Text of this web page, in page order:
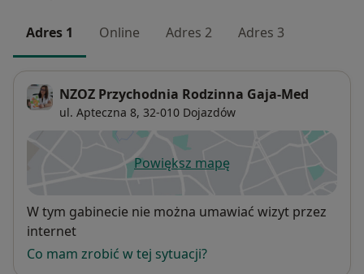
Adres 1 Online Adres 2 Adres 3
NZOZ Przychodnia Rodzinna Gaja-Med
ul. Apteczna 8, 32-010 Dojazdów
Powiększ mapęotwiera się w nowej karcie
Dostępność
W tym gabinecie nie można umawiać wizyt przez
internet
Co mam zrobić w tej sytuacji?